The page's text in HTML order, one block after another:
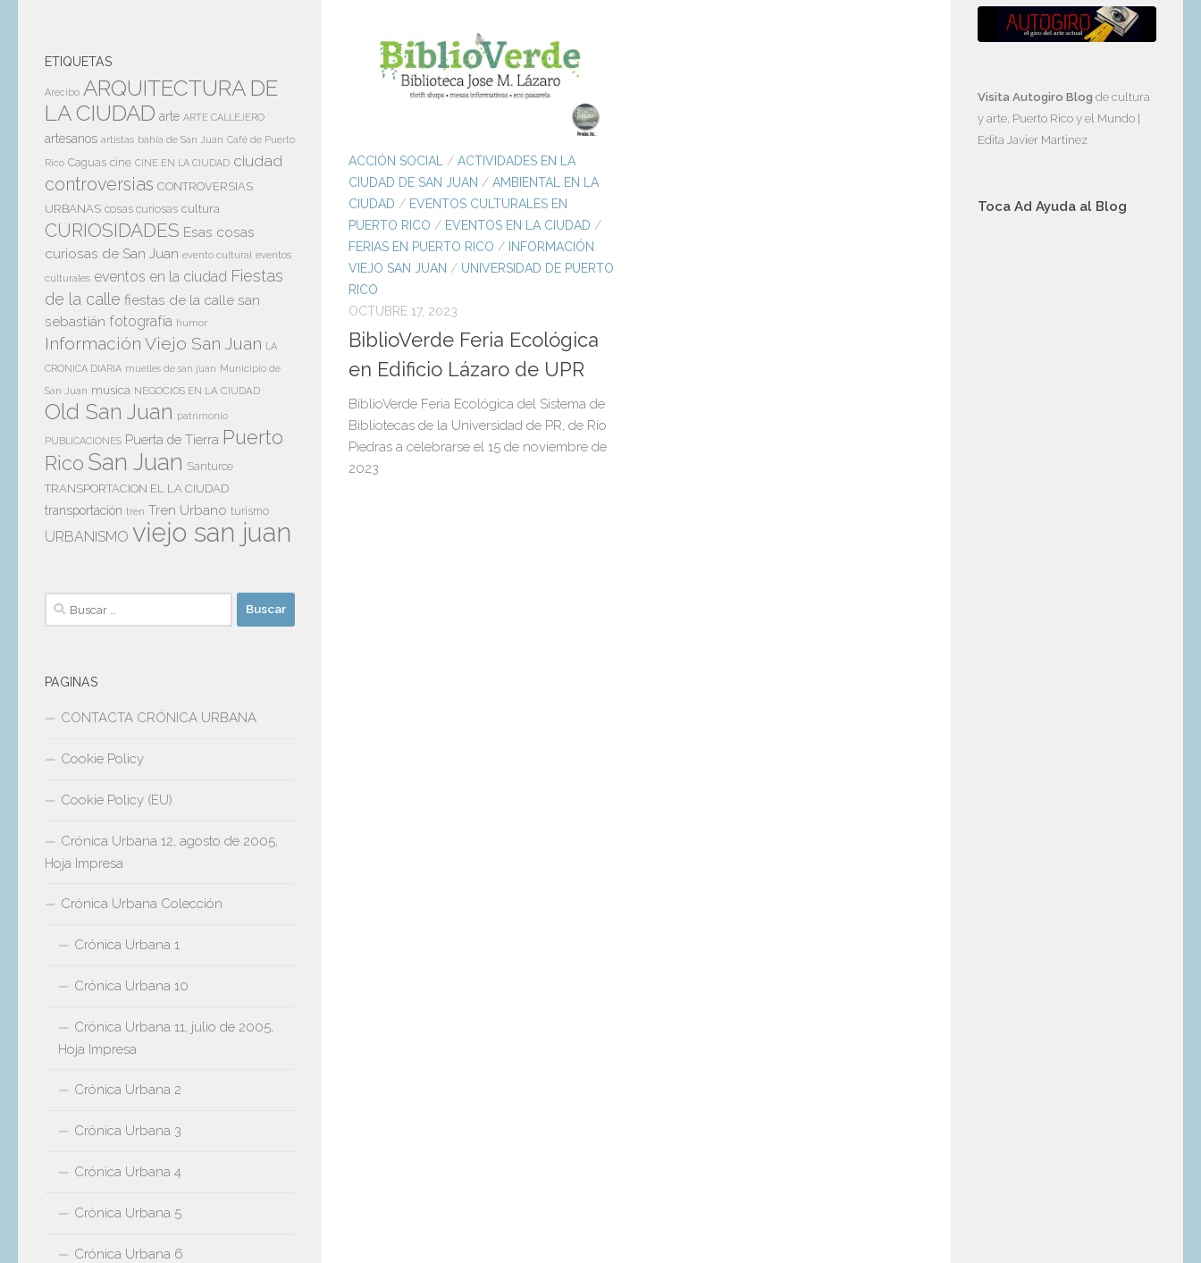
ACCIÓN SOCIAL / ACTIVIDADES EN LA
CIUDAD DE SAN JUAN / AMBIENTAL EN LA
CIUDAD / EVENTOS CULTURALES EN
PUERTO RICO / EVENTOS EN LA CIUDAD /
FERIAS EN PUERTO RICO / INFORMACIÓN
VIEJO SAN JUAN / UNIVERSIDAD DE PUERTO
RICO
OCTUBRE 17, 2023
BiblioVerde Feria Ecológica
en Edificio Lázaro de UPR
BiblioVerde Feria Ecológica del Sistema de
Bibliotecas de la Universidad de PR, de Río
Piedras a celebrarse el 15 de noviembre de
2023
ETIQUETAS
Arecibo ARQUITECTURA DE
LA CIUDAD arte ARTE CALLEJERO
artesanos artistas bahía de San Juan Café de Puerto
Rico Caguas cine CINE EN LA CIUDAD ciudad
controversias CONTROVERSIAS
URBANAS cosas curiosas cultura
CURIOSIDADES Esas cosas
curiosas de San Juan evento cultural eventos
culturales eventos en la ciudad Fiestas
de la calle fiestas de la calle san
sebastián fotografía humor
Información Viejo San Juan LA
CRONICA DIARIA muelles de san juan Municipio de
San Juan musica NEGOCIOS EN LA CIUDAD
Old San Juan patrimonio
PUBLICACIONES Puerta de Tierra Puerto
Rico San Juan Santurce
TRANSPORTACION EL LA CIUDAD
transportación tren Tren Urbano turismo
URBANISMO viejo san juan
Buscar:
PAGINAS
CONTACTA CRÓNICA URBANA
Cookie Policy
Cookie Policy (EU)
Crónica Urbana 12, agosto de 2005,
Hoja Impresa
Crónica Urbana Colección
Crónica Urbana 1
Crónica Urbana 10
Crónica Urbana 11, julio de 2005,
Hoja Impresa
Crónica Urbana 2
Crónica Urbana 3
Crónica Urbana 4
Crónica Urbana 5
Crónica Urbana 6
Visita Autogiro Blog de cultura
y arte, Puerto Rico y el Mundo |
Edita Javier Martinez
Toca Ad Ayuda al Blog